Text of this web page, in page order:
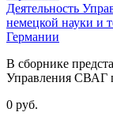
Деятельность
немецкой науки и
Германии
В сборнике
Управления СВАГ
0 руб.